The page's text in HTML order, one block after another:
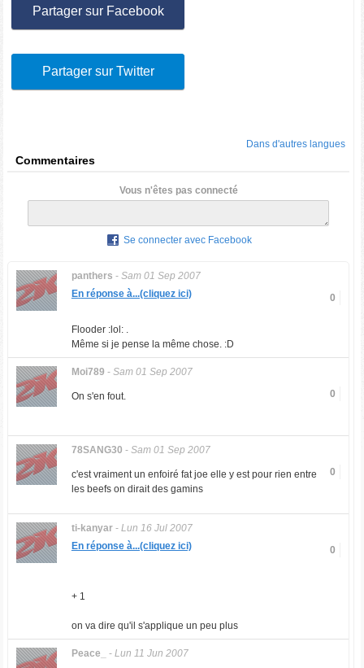
Partager sur Facebook
Partager sur Twitter
Dans d'autres langues
Commentaires
Vous n'êtes pas connecté
Se connecter avec Facebook
panthers - Sam 01 Sep 2007
0
En réponse à...(cliquez ici)
Flooder :lol: .
Même si je pense la même chose. :D
Moi789 - Sam 01 Sep 2007
0
On s'en fout.
78SANG30 - Sam 01 Sep 2007
0
c'est vraiment un enfoiré fat joe elle y est pour rien entre
les beefs on dirait des gamins
ti-kanyar- Lun 16 Jul 2007
0
En réponse à...(cliquez ici)
+ 1
on va dire qu'il s'applique un peu plus
Peace_ - Lun 11 Jun 2007